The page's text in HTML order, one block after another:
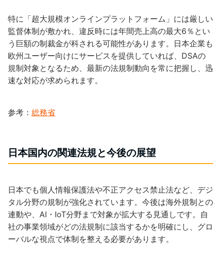
特に「超大規模オンラインプラットフォーム」には厳しい
監督体制が敷かれ、違反時には年間売上高の最大6％とい
う巨額の制裁金が科される可能性があります。日本企業も
欧州ユーザー向けにサービスを提供していれば、DSAの
規制対象となるため、最新の法規制動向を常に把握し、迅
速な対応が求められます。
参考： 総務省
日本国内の関連法規と今後の展望
日本でも個人情報保護法や不正アクセス禁止法など、デジ
タル分野の規制が強化されています。今後は海外規制との
連動や、AI・IoT分野まで対象が拡大する見通しです。自
社の事業領域がどの法規制に該当するかを明確にし、グロ
ーバルな視点で体制を整える必要があります。